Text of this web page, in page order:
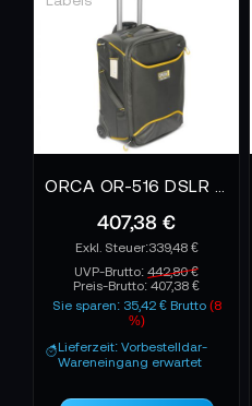
407,38 €
339,48 €
UVP-Brutto:442,80 €
Preis-Brutto:407,38 €
Sie sparen: 35,42 € Brutto (8
%)
Lieferzeit: Vorbestelldar-
Wareneingang erwartet